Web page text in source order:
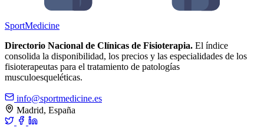
SportMedicine
Directorio Nacional de Clínicas de Fisioterapia. El índice
consolida la disponibilidad, los precios y las especialidades de los
fisioterapeutas para el tratamiento de patologías
musculoesqueléticas.
info@sportmedicine.es
Madrid, España